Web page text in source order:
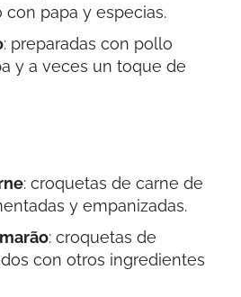
papa y especias.
: preparadas con pollo
y a veces un toque de
: croquetas de carne de
y empanizadas.
: croquetas de
con otros ingredientes